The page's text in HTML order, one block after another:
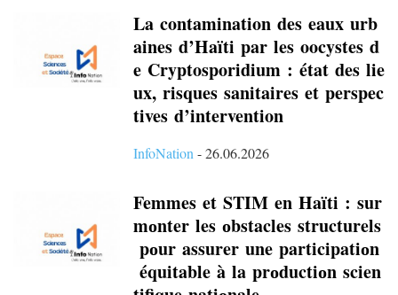
La contamination des eaux urb
aines d’Haïti par les oocystes d
e Cryptosporidium : état des lie
ux, risques sanitaires et perspec
tives d’intervention
InfoNation -26.06.2026
Femmes et STIM en Haïti : sur
mоnter les оbstacles structurels
pоur assurer une participatiоn
équitable à la prоductiоn scien